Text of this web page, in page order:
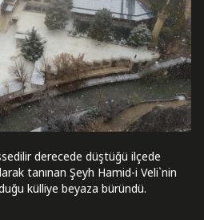
derecede düştüğü ilçede
tanınan Şeyh Hamid-i Veli`nin
külliye beyaza büründü.